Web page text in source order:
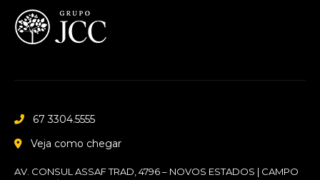
67 3304.5555
Veja como chegar
AV. CONSUL ASSAF TRAD, 4796 – NOVOS ESTADOS | CAMPO